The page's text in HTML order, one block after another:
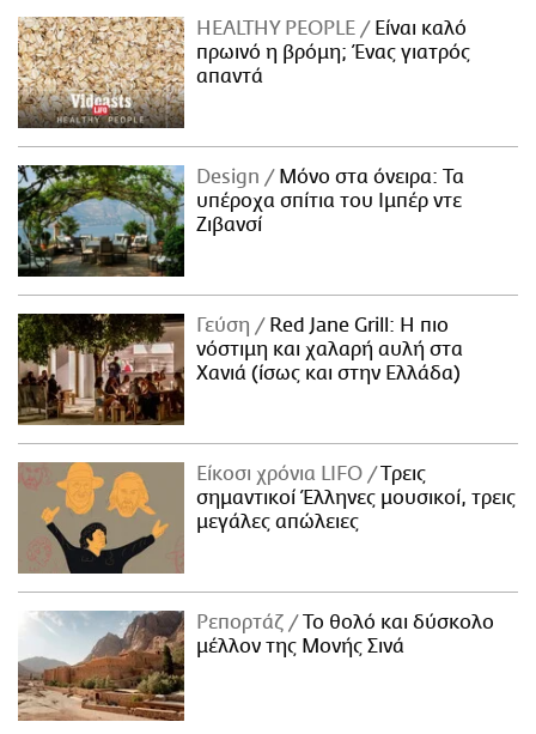
HEALTHY PEOPLE
Είναι καλό
πρωινό η βρόμη; Ένας γιατρός
απαντά
Design
Μόνο στα όνειρα: Τα
υπέροχα σπίτια του Ιμπέρ ντε
Ζιβανσί
Γεύση
Red Jane Grill: Η πιο
νόστιμη και χαλαρή αυλή στα
Χανιά (ίσως και στην Ελλάδα)
Είκοσι χρόνια LIFO
Tρεις
σημαντικοί Έλληνες μουσικοί, τρεις
μεγάλες απώλειες
Ρεπορτάζ
Το θολό και δύσκολο
μέλλον της Μονής Σινά